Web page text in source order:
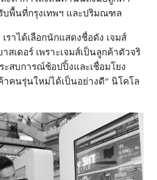
บพื้นที่กรุงเทพฯ และปริมณฑล
เราได้เลือกนักแสดงชื่อดัง เจมส์
เดอร์ เพราะเจมส์เป็นลูกค้าตัวจริ
ะสบการณ์ช้อปปิ้งและเชื่อมโยง
าคนรุ่นใหม่ได้เป็นอย่างดี” นิโคโล